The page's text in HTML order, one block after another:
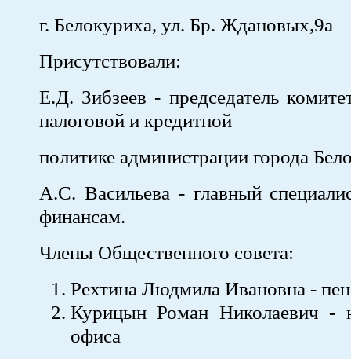
г. Белокуриха, ул. Бр. Ждановых,9а
Присутствовали:
Е.Д. Зибзеев - председатель
налоговой и кредитной
политике администрации города
А.С. Васильева - главный
финансам.
Члены Общественного совета:
Рехтина Людмила Ивановна -
Курицын Роман Николаевич -
офиса